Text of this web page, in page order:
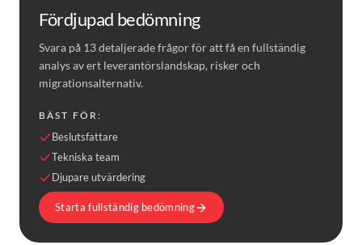
Fördjupad bedömning
Svara på 13 detaljerade frågor för att få en fullständig
analys av ert leverantörslandskap, risker och
migrationsalternativ.
BÄST FÖR:
Beslutsfattare
Tekniska team
Djupare utvärdering
Starta fullständig bedömning